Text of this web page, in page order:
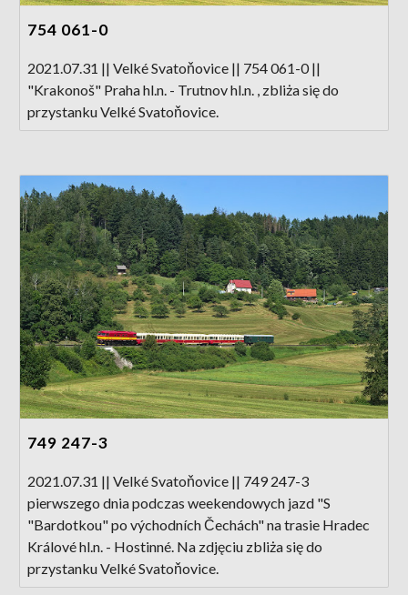
754 061-0
2021.07.31 || Velké Svatoňovice || 754 061-0 ||
"Krakonoš" Praha hl.n. - Trutnov hl.n. , zbliża się do
przystanku Velké Svatoňovice.
749 247-3
2021.07.31 || Velké Svatoňovice || 749 247-3
pierwszego dnia podczas weekendowych jazd "S
"Bardotkou" po východních Čechách" na trasie Hradec
Králové hl.n. - Hostinné. Na zdjęciu zbliża się do
przystanku Velké Svatoňovice.